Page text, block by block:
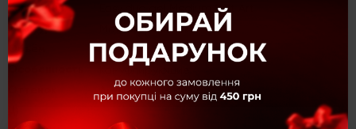
Коллекция Easy duo gel Medium Soft Art
Текстура Мелкозернистая
Объём 30 г
Камуфлирующие
Art №10